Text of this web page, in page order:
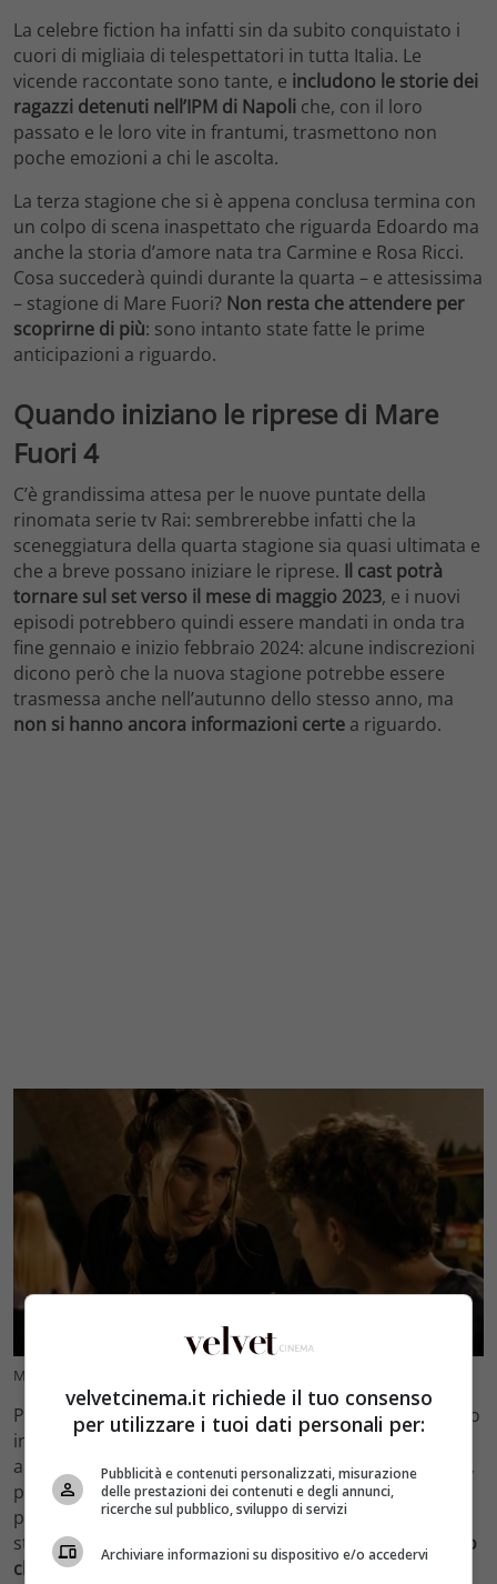
La celebre fiction ha infatti sin da subito conquistato i
cuori di migliaia di telespettatori in tutta Italia. Le
vicende raccontate sono tante, e includono le storie dei
ragazzi detenuti nell’IPM di Napoli che, con il loro
passato e le loro vite in frantumi, trasmettono non
poche emozioni a chi le ascolta.
La terza stagione che si è appena conclusa termina con
un colpo di scena inaspettato che riguarda Edoardo ma
anche la storia d’amore nata tra Carmine e Rosa Ricci.
Cosa succederà quindi durante la quarta – e attesissima
– stagione di Mare Fuori? Non resta che attendere per
scoprirne di più: sono intanto state fatte le prime
anticipazioni a riguardo.
Quando iniziano le riprese di Mare
Fuori 4
C’è grandissima attesa per le nuove puntate della
rinomata serie tv Rai: sembrerebbe infatti che la
sceneggiatura della quarta stagione sia quasi ultimata e
che a breve possano iniziare le riprese. Il cast potrà
tornare sul set verso il mese di maggio 2023, e i nuovi
episodi potrebbero quindi essere mandati in onda tra
fine gennaio e inizio febbraio 2024: alcune indiscrezioni
dicono però che la nuova stagione potrebbe essere
trasmessa anche nell’autunno dello stesso anno, ma
non si hanno ancora informazioni certe a riguardo.
Mare Fuori 4 anticipazioni (foto screenshot) velvetcinema.it
Pare inoltre cheMare Fuori 4 potrebbe essere mandato
in onda – com’è accaduto per la terza stagione – in
anteprima sulla Rai (in primis su Rai Play e poi su Rai 2),
per poi essere trasmesso anche sulla celebre
piattaforma di streaming Netflix. Nonostante siano
state diffuse queste voci, è ancora tutto da vedere dato
che le riprese non sono ancora iniziate
velvetcinema.it richiede il tuo consenso
per utilizzare i tuoi dati personali per:
Pubblicità e contenuti personalizzati, misurazione
delle prestazioni dei contenuti e degli annunci,
ricerche sul pubblico, sviluppo di servizi
Archiviare informazioni su dispositivo e/o accedervi